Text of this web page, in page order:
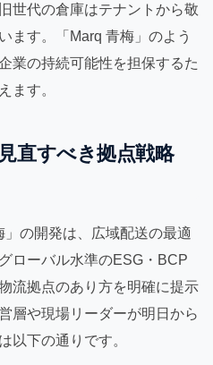
世代の倉庫はテナントから敬
ます。「Marq 青梅」のよう
業の持続可能性を担保するた
ます。
直すべき拠点戦略
」の開発は、広域配送の最適
ローバル水準のESG・BCP
流拠点のあり方を明確に提示
層や現場リーダーが明日から
以下の通りです。